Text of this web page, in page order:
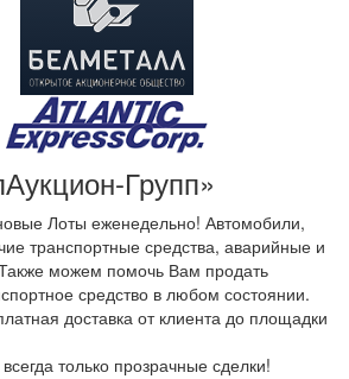
Групп»
Лоты еженедельно! Автомобили,
транспортные средства, аварийные и
можем помочь Вам продать
средство в любом состоянии.
доставка от клиента до площадки
только прозрачные сделки!